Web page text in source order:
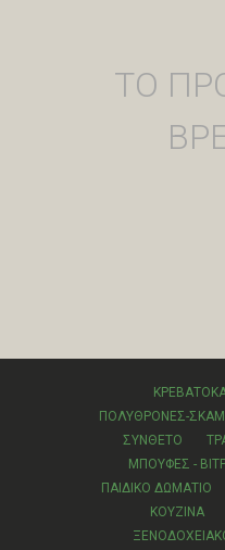
ΤΟ
ΠΟΛΥΘΡΟΝΕΣ-
ΣΥΝΘΕΤΟ
ΜΠΟΥΦΕΣ -
ΠΑΙΔΙΚΟ ΔΩΜΑΤΙΟ
ΚΟΥΖΙΝΑ